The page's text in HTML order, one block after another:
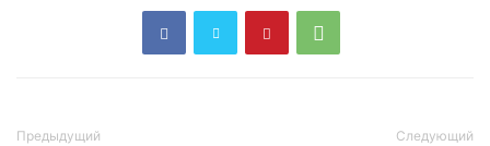
Предыдущий Следующий